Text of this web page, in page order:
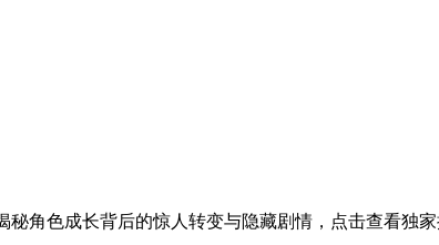
角色成长背后的惊人转变与隐藏剧情，点击查看独家